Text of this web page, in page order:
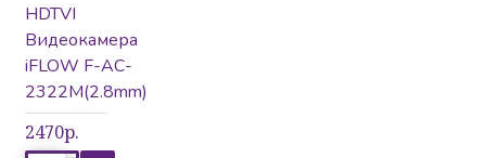
HDTVI
Видеокамера
iFLOW F-AC-
2322M(2.8mm)
2470р.